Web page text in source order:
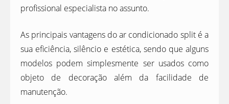
profissional especialista no assunto.
As principais vantagens do ar condicionado split é a
sua eficiência, silêncio e estética, sendo que alguns
modelos podem simplesmente ser usados como
objeto de decoração além da facilidade de
manutenção.